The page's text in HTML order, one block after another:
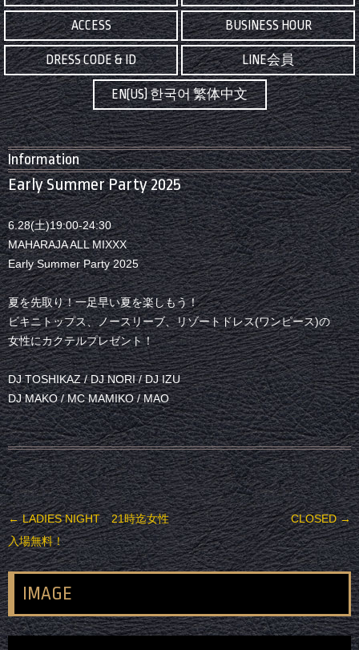
ACCESS BUSINESS HOUR
DRESS CODE & ID LINE会員
EN(US) 한국어 繁体中文
Information
Early Summer Party 2025
6.28(土)19:00-24:30
MAHARAJA ALL MIXXX
Early Summer Party 2025
夏を先取り！一足早い夏を楽しもう！
ビキニトップス、ノースリーブ、リゾートドレス(ワンピース)の
女性にカクテルプレゼント！
DJ TOSHIKAZ / DJ NORI / DJ IZU
DJ MAKO / MC MAMIKO / MAO
投稿ナビゲーション
←LADIES NIGHT 21時迄女性
入場無料！
CLOSED→
IMAGE